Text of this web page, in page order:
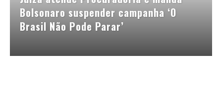
Bolsonaro suspender campanha ‘O
Brasil Não Pode Parar’